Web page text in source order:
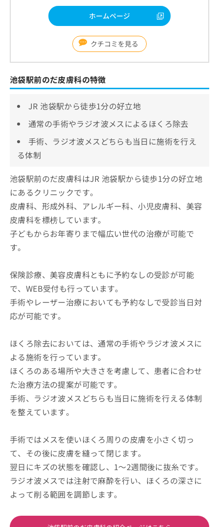
ホームページ
クチコミを見る
池袋駅前のだ皮膚科の特徴
JR 池袋駅から徒歩1分の好立地
通常の手術やラジオ波メスによるほくろ除去
手術、ラジオ波メスどちらも当日に施術を行え
る体制
池袋駅前のだ皮膚科はJR 池袋駅から徒歩1分の好立地
にあるクリニックです。
皮膚科、形成外科、アレルギー科、小児皮膚科、美容
皮膚科を標榜しています。
子どもからお年寄りまで幅広い世代の治療が可能で
す。
保険診療、美容皮膚科ともに予約なしの受診が可能
で、WEB受付も行っています。
手術やレーザー治療においても予約なしで受診当日対
応が可能です。
ほくろ除去においては、通常の手術やラジオ波メスに
よる施術を行っています。
ほくろのある場所や大きさを考慮して、患者に合わせ
た治療方法の提案が可能です。
手術、ラジオ波メスどちらも当日に施術を行える体制
を整えています。
手術ではメスを使いほくろ周りの皮膚を小さく切っ
て、その後に皮膚を縫って閉じます。
翌日にキズの状態を確認し、1～2週間後に抜糸です。
ラジオ波メスでは注射で麻酔を行い、ほくろの深さに
よって削る範囲を調節します。